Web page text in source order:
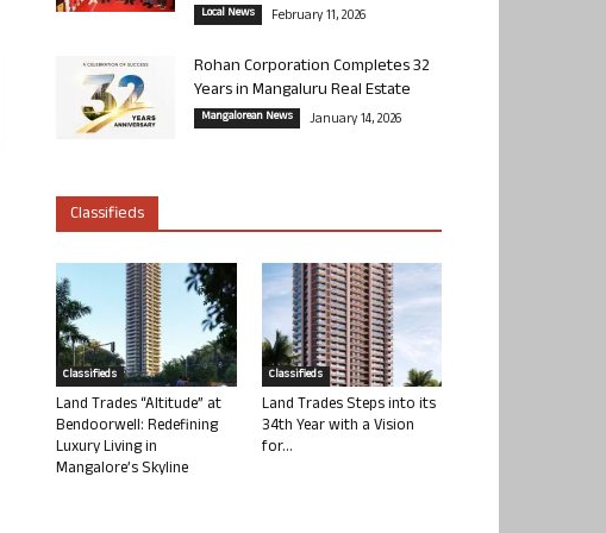
Local News February 11, 2026
Rohan Corporation Completes 32
Years in Mangaluru Real Estate
Mangalorean News January 14, 2026
Classifieds
Classifieds
Land Trades “Altitude” at
Bendoorwell: Redefining
Luxury Living in
Mangalore’s Skyline
Classifieds
Land Trades Steps into its
34th Year with a Vision
for...